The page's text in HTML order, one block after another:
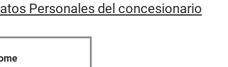
Personales del concesionario